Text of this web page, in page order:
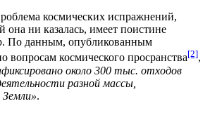
космических испражнений,
она ни казалась, имеет поистине
По данным, опубликованным
вопросам космического просранства[2],
около 300 тыс. отходов
разной массы,
.